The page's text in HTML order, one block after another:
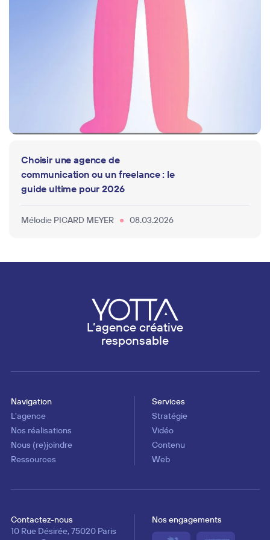
Choisir une agence de
communication ou un freelance : le
guide ultime pour 2026
Mélodie PICARD MEYER 08.03.2026
L’agence créative
responsable
Navigation
L'agence
Nos réalisations
Nous (re)joindre
Ressources
Services
Stratégie
Vidéo
Contenu
Web
Contactez-nous
Adresse postale
10 Rue Désirée, 75020 Paris
Adresse mail
Téléphone
Nos engagements